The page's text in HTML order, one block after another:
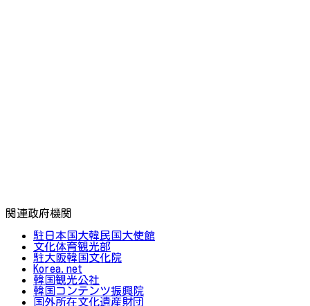
関連政府機関
駐日本国大韓民国大使館
文化体育観光部
駐大阪韓国文化院
Korea.net
韓国観光公社
韓国コンテンツ振興院
国外所在文化遺産財団